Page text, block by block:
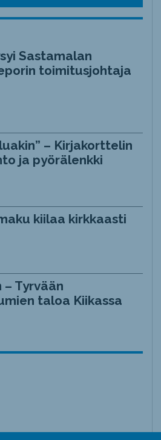
Sastamalan
toimitusjohtaja
– Kirjakorttelin
ja pyörälenkki
kiilaa kirkkaasti
Tyrvään
taloa Kiikassa